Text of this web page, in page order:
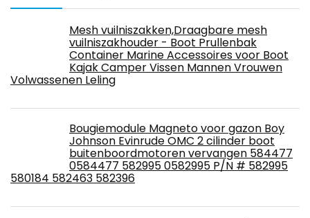
Mesh vuilniszakken,Draagbare mesh
vuilniszakhouder - Boot Prullenbak
Container Marine Accessoires voor Boot
Kajak Camper Vissen Mannen Vrouwen
Volwassenen Leling
Bougiemodule Magneto voor gazon Boy
Johnson Evinrude OMC 2 cilinder boot
buitenboordmotoren vervangen 584477
0584477 582995 0582995 P/N # 582995
580184 582463 582396